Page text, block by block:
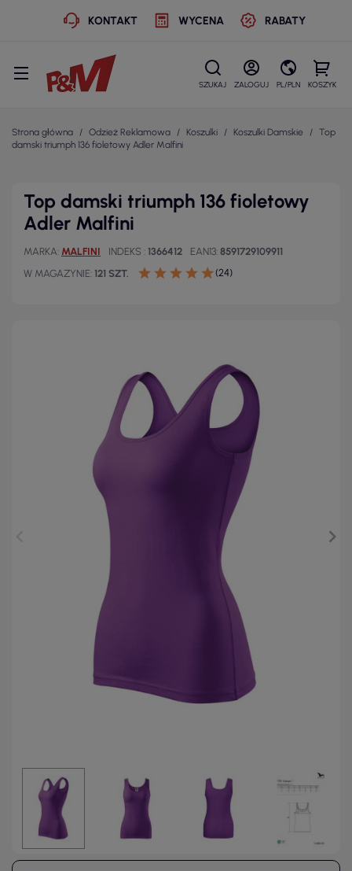
KONTAKT WYCENA RABATY
SZUKAJ ZALOGUJ PL/PLN KOSZYK
Strona główna Odzież Reklamowa Koszulki Koszulki Damskie
Top
damski triumph 136 fioletowy Adler Malfini
Top damski triumph 136 fioletowy
Adler Malfini
MARKA MALFINI INDEKS 1366412 EAN13 8591729109911
W MAGAZYNIE 121 SZT. (24)